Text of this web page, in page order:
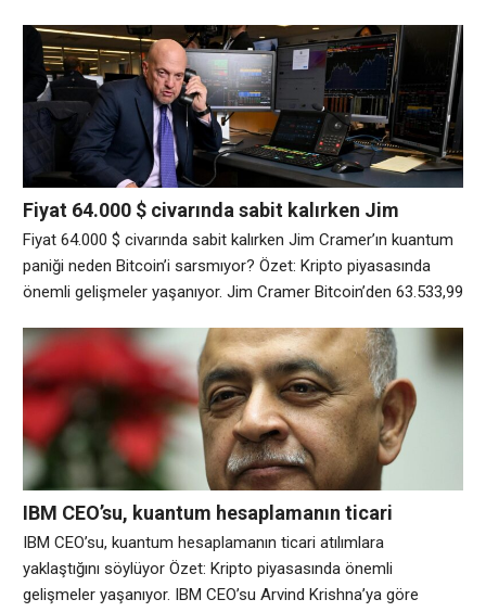
kuantum hesaplama korkusu nedeniyle tüm Bitcoin’ini satmayı
planladığını söyledi. Cuma günkü Mad Money bölümünde
Cramer, IBM Yönetim Kurulu Başkanı ve CEO’su Arvind
Krishna’nın önceki gün
Fiyat 64.000 $ civarında sabit kalırken Jim
Cramer’ın kuantum paniği neden Bitcoin’i
sarsmıyor?
Fiyat 64.000 $ civarında sabit kalırken Jim Cramer’ın kuantum
paniği neden Bitcoin’i sarsmıyor? Özet: Kripto piyasasında
önemli gelişmeler yaşanıyor. Jim Cramer Bitcoin’den 63.533,99
“Mad Money” sunucusu bu hafta yaptığı açıklamada, kuantum
hesaplamadaki ilerlemelerin önümüzdeki üç ila dört yıl içinde
kripto para birimlerini tehdit edebileceği endişesi nedeniyle
IBM CEO’su, kuantum hesaplamanın ticari
atılımlara yaklaştığını söylüyor
IBM CEO’su, kuantum hesaplamanın ticari atılımlara
yaklaştığını söylüyor Özet: Kripto piyasasında önemli
gelişmeler yaşanıyor. IBM CEO’su Arvind Krishna’ya göre